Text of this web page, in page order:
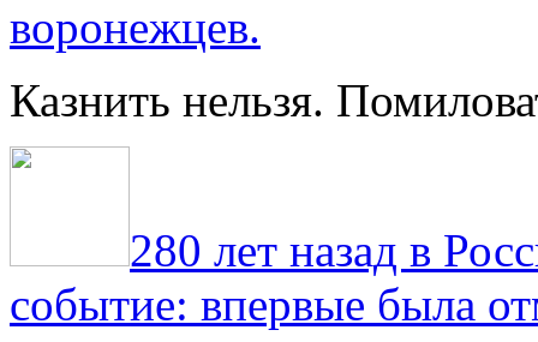
воронежцев.
Казнить нельзя.
280 лет назад в
событие: впервые была